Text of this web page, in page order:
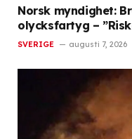
Norsk myndighet:
olycksfartyg –
SVERIGE augusti 7, 2026